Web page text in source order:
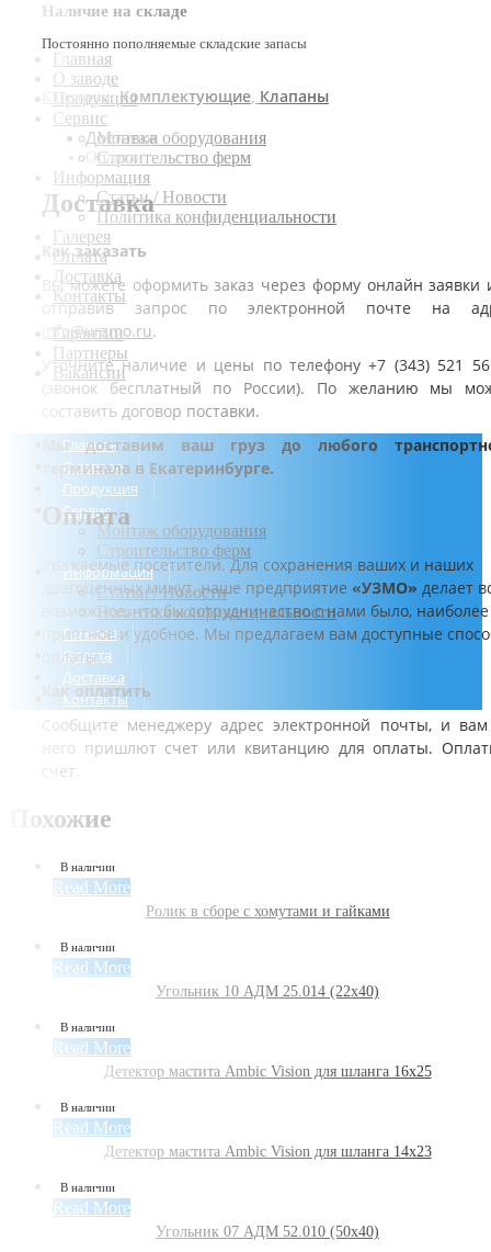
Главная
О заводе
Продукция
Сервис
Монтаж оборудования
Строительство ферм
Информация
Статьи / Новости
Политика конфиденциальности
Галерея
Оплата
Доставка
Контакты
Гарантии
Партнеры
Вакансии
Главная
О заводе
Продукция
Сервис
Монтаж оборудования
Строительство ферм
Информация
Статьи / Новости
Политика конфиденциальности
Галерея
Оплата
Доставка
Контакты
Наличие на складе
Постоянно пополняемые складские запасы
Категории:Комплектующие Клапаны
Доставка
Оплата
Доставка
Как заказать
Вы можете оформить заказ через форму онлайн заявки
отправив запрос по электронной почте на
info@urzmo.ru.
Уточните наличие и цены по телефону +7 (343) 521
(звонок бесплатный по России). По желанию мы
составить договор поставки.
Мы доставим ваш груз до любого
терминала в Екатеринбурге.
Оплата
Уважаемые посетители. Для сохранения ваших и наших
драгоценных минут, наше предприятие «УЗМО» делает
возможное, что бы сотрудничество с нами было, наиболее
приятное и удобное. Мы предлагаем вам доступные
оплаты.
Как оплатить
Сообщите менеджеру адрес электронной почты, и
него пришлют счет или квитанцию для оплаты.
счет.
Похожие
В наличии
Read More
Ролик в сборе с хомутами и гайками
В наличии
Read More
Угольник 10 АДМ 25.014 (22х40)
В наличии
Read More
Детектор мастита Ambic Vision для шланга 16х25
В наличии
Read More
Детектор мастита Ambic Vision для шланга 14х23
В наличии
Read More
Угольник 07 АДМ 52.010 (50х40)